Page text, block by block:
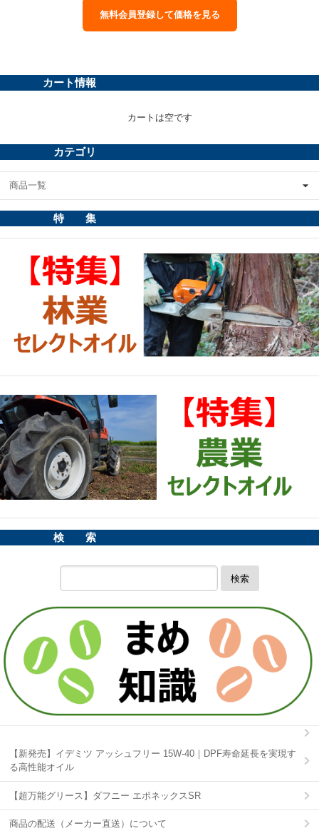
無料会員登録して価格を見る
カート情報
カートは空です
カテゴリ
商品一覧
特 集
検 索
検索
【新発売】イデミツ アッシュフリー 15W-40｜DPF寿命延長を実現す
る高性能オイル
【超万能グリース】ダフニー エポネックスSR
商品の配送（メーカー直送）について